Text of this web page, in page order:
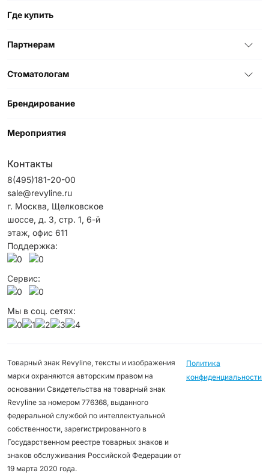
Где купить
Партнерам
Стоматологам
Брендирование
Мероприятия
Контакты
8(495)181-20-00
sale@revyline.ru
г. Москва, Щелковское
шоссе, д. 3, стр. 1, 6-й
этаж, офис 611
Поддержка:
Сервис:
Мы в соц. сетях:
Товарный знак Revyline, тексты и изображения
марки охраняются авторским правом на
основании Свидетельства на товарный знак
Revyline за номером 776368, выданного
федеральной службой по интеллектуальной
собственности, зарегистрированного в
Государственном реестре товарных знаков и
знаков обслуживания Российской Федерации от
19 марта 2020 года.
Политика
конфиденциальности